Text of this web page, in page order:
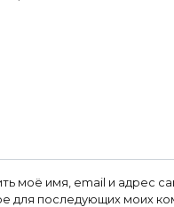
моё имя, email и адрес
для последующих моих